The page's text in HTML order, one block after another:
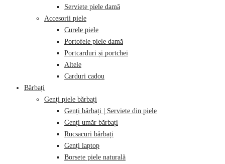
Serviete piele damă
Accesorii piele
Curele piele
Portofele piele damă
Portcarduri și portchei
Altele
Carduri cadou
Bărbați
Genți piele bărbați
Genți bărbați | Serviete din piele
Genți umăr bărbați
Rucsacuri bărbați
Genți laptop
Borsete piele naturală